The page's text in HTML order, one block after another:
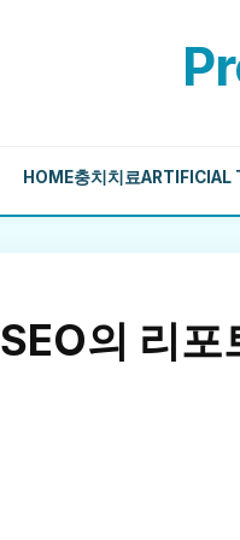
HOME충치치료ARTIFICIAL
SEO의 리포